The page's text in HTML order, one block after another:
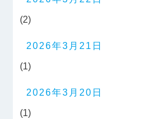
(2)
2026年3月21日
(1)
2026年3月20日
(1)